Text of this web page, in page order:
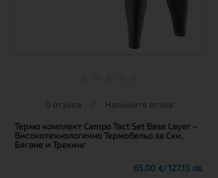
0 отзива / Напишете отзив
Термо комплект Campo Tact Set Base Layer –
Високотехнологично Термобельо за Ски,
Бягане и Трекинг
65.00 € 127.13 лв.